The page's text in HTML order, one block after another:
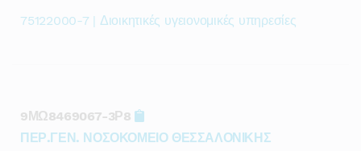
75122000-7 | Διοικητικές υγειονομικές υπηρεσίες
9ΜΩ8469067-3Ρ8
ΠΕΡ.ΓΕΝ. ΝΟΣΟΚΟΜΕΙΟ ΘΕΣΣΑΛΟΝΙΚΗΣ